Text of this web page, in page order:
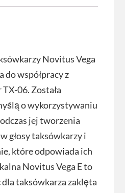
Novitus Vega
do współpracy z
06. Została
o wykorzystywaniu
jej tworzenia
głosy taksówkarzy i
które odpowiada ich
Novitus Vega E to
taksówkarza zaklęta